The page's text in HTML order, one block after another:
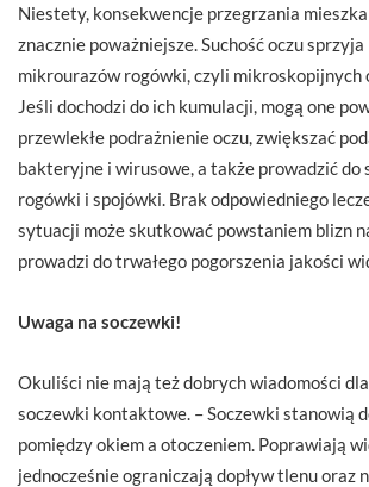
Niestety, konsekwencje przegrzania
znacznie poważniejsze. Suchość oczu
mikrourazów rogówki, czyli mikroskopijnych
Jeśli dochodzi do ich kumulacji, mogą one
przewlekłe podrażnienie oczu, zwiększać
bakteryjne i wirusowe, a także prowadzić do
rogówki i spojówki. Brak odpowiedniego
sytuacji może skutkować powstaniem blizn
prowadzi do trwałego pogorszenia jakości
Uwaga na soczewki!
Okuliści nie mają też dobrych wiadomości
soczewki kontaktowe. – Soczewki stanowią
pomiędzy okiem a otoczeniem. Poprawiają
jednocześnie ograniczają dopływ tlenu oraz